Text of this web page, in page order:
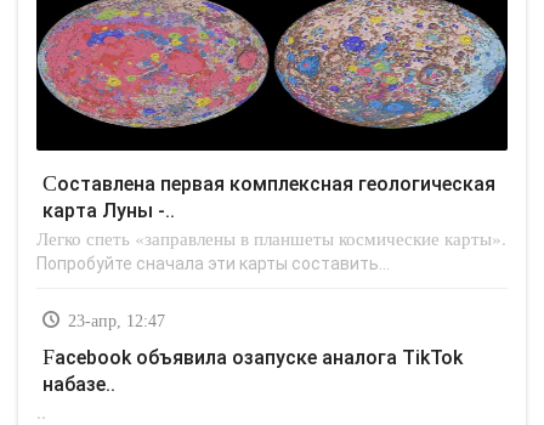
Составлена первая комплексная геологическая
карта Луны -..
Легко спеть «заправлены в планшеты космические карты».
Попробуйте сначала эти карты составить...
23-апр, 12:47
Facebook объявила озапуске аналога TikTok
набазе..
..